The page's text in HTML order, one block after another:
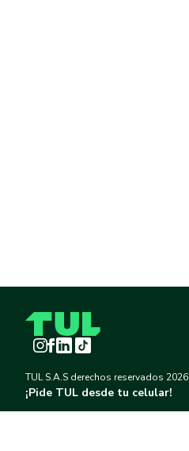
Instagram
Facebook
LinkedInTikTok
TUL S.A.S derechos reservados 2026
¡Pide TUL desde tu celular!